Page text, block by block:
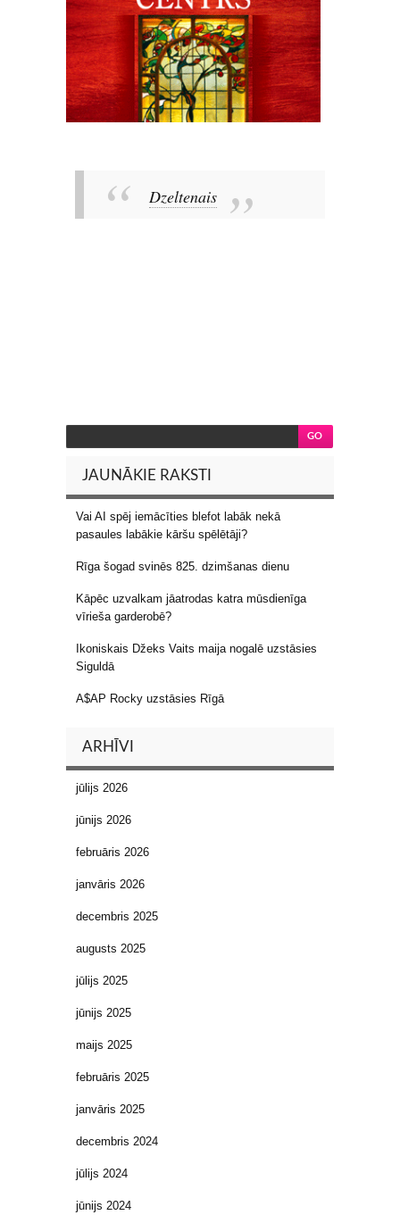
Dzeltenais
JAUNĀKIE RAKSTI
Vai AI spēj iemācīties blefot labāk nekā
pasaules labākie kāršu spēlētāji?
Rīga šogad svinēs 825. dzimšanas dienu
Kāpēc uzvalkam jāatrodas katra mūsdienīga
vīrieša garderobē?
Ikoniskais Džeks Vaits maija nogalē uzstāsies
Siguldā
A$AP Rocky uzstāsies Rīgā
ARHĪVI
jūlijs 2026
jūnijs 2026
februāris 2026
janvāris 2026
decembris 2025
augusts 2025
jūlijs 2025
jūnijs 2025
maijs 2025
februāris 2025
janvāris 2025
decembris 2024
jūlijs 2024
jūnijs 2024